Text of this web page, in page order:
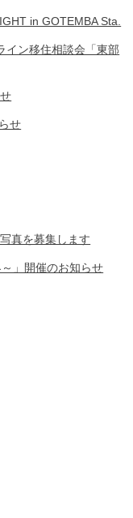
in GOTEMBA Sta.
イン移住相談会「東部
せ
真を募集します
」開催のお知らせ